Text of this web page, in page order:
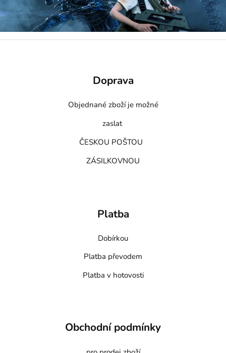
Doprava
Objednané zboží je možné
zaslat
ČESKOU POŠTOU
ZÁSILKOVNOU
Platba
Dobírkou
Platba převodem
Platba v hotovosti
Obchodní podmínky